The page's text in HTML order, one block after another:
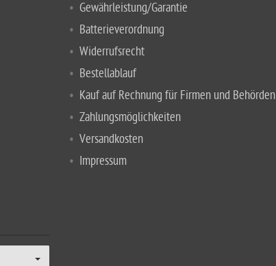
Gewährleistung/Garantie
Batterieverordnung
Widerrufsrecht
Bestellablauf
Kauf auf Rechnung für Firmen und Behörden
Zahlungsmöglichkeiten
Versandkosten
Impressum